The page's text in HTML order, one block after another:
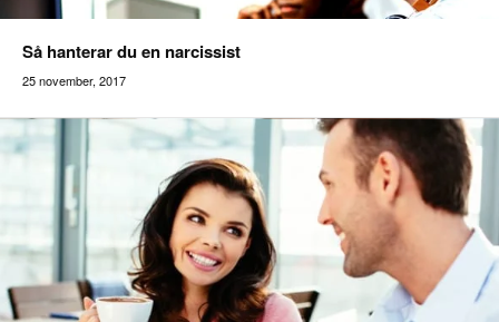
Så hanterar du en narcissist
25 november, 2017